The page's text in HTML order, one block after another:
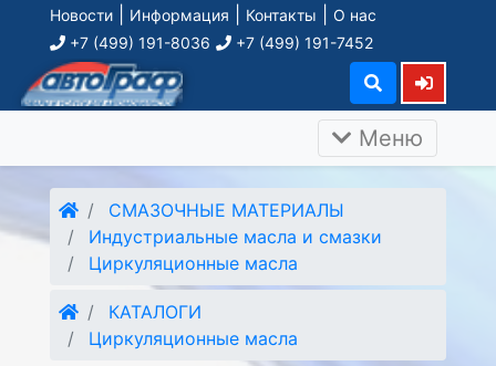
Новости Информация Контакты
О нас
+7 (499) 191-8036
+7 (499) 191-7452
Меню
СМАЗОЧНЫЕ МАТЕРИАЛЫ
Индустриальные масла и смазки
Циркуляционные масла
КАТАЛОГИ
Циркуляционные масла